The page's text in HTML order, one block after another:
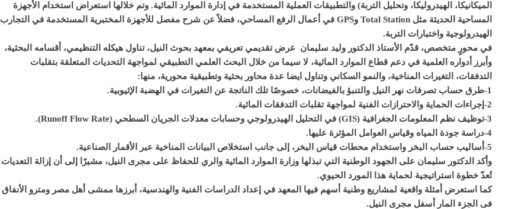
الميكانيكا، الهيدروليكا، وتحليل التربة) والتطبيقات العملية المستخدمة في إدارة الموارد المائية. وتم خلالها استعراض استخدام الأجهزة
المساحية الحديثة مثل Total Station وGPS في أعمال الرفع المساحي، فضلاً عن شرح مفصل للأجهزة المختبرية المستخدمة في التجارب
الهيدرولوجية واختبارات التربة.
في محورٍ متخصص، قدّم الأستاذ الدكتور وليد سليمان عرض تقديمي تعريفي بمعهد بحوث النيل، تناول هيكله التنظيمي، أقسامه البحثية،
وأبرز أدواره العلمية في دعم قطاع الموارد المائية، لا سيما من خلال البحث العلمي التطبيقي لمواجهة التحديات المتعلقة بتقلبات
التدفقات، التغيرات المناخية، والنمو السكاني وتناول ايضا عدة محاور بحثية وتطبيقية محورية، منها:
1-طرق حساب تصرفات نهر النيل والتنبؤ بالفيضانات، خصوصًا تلك الناتجة عن التغيرات في الهضبة الإثيوبية.
2-إجراءات الحماية والاحترازات الفنية لمواجهة تقلبات التدفقات المائية.
3-توظيف نظم المعلومات الجغرافية (GIS) في التحليل الهيدرولوجي وحسابات معدلات الجريان السطحي (Runoff Flow Rate).
4-دراسة جودة المياه وقياس العوامل المؤثرة عليها.
5-أساليب حساب البخر واستخدام محطات قياس البخر، إلى جانب استخلاص البيانات المناخية عبر الأقمار الصناعية.
وأكد الدكتور سليمان على الجهود الوطنية التي تبذلها وزارة الموارد المائية والري للحفاظ على مجرى النيل، مشيرًا إلى أن إزالة التعديات
تُعدّ خطوة استراتيجية لحماية هذا المورد الحيوي.
كما استعرض أمثلة واقعية لمشاريع وطنية أسهم فيها المعهد في إعداد الدراسات الفنية والهندسية، أبرزها ممشى أهل مصر ومترو الأنفاق
فى الجزء المار أسفل مجرى النيل.